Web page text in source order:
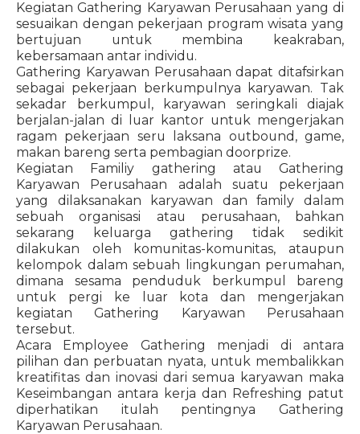
Kegiatan Gathering Karyawan Perusahaan yang di
sesuaikan dengan pekerjaan program wisata yang
bertujuan untuk membina keakraban,
kebersamaan antar individu.
Gathering Karyawan Perusahaan dapat ditafsirkan
sebagai pekerjaan berkumpulnya karyawan. Tak
sekadar berkumpul, karyawan seringkali diajak
berjalan-jalan di luar kantor untuk mengerjakan
ragam pekerjaan seru laksana outbound, game,
makan bareng serta pembagian doorprize.
Kegiatan Familiy gathering atau Gathering
Karyawan Perusahaan adalah suatu pekerjaan
yang dilaksanakan karyawan dan family dalam
sebuah organisasi atau perusahaan, bahkan
sekarang keluarga gathering tidak sedikit
dilakukan oleh komunitas-komunitas, ataupun
kelompok dalam sebuah lingkungan perumahan,
dimana sesama penduduk berkumpul bareng
untuk pergi ke luar kota dan mengerjakan
kegiatan Gathering Karyawan Perusahaan
tersebut.
Acara Employee Gathering menjadi di antara
pilihan dan perbuatan nyata, untuk membalikkan
kreatifitas dan inovasi dari semua karyawan maka
Keseimbangan antara kerja dan Refreshing patut
diperhatikan itulah pentingnya Gathering
Karyawan Perusahaan.